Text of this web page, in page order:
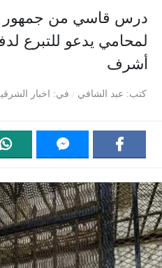
درس قاسي من جمهور
لمحامي يدعو للتبرع
أشرف
كتب عبد الشافي في اخبار